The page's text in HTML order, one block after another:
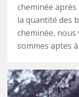
cheminée
la quantité des
cheminée,
sommes aptes